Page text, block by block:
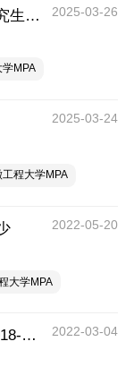
安徽工程大学人文学院2025年硕士研究生招生复试及录取实施细则 2025-03-26
MPA
2025-03-24
工程大学MPA
2022-05-20
大学MPA
安徽工程大学MPA分数线变化趋势(2018-2021) 2022-03-04